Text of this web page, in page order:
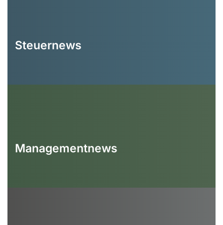
Steuernews
Managementnews